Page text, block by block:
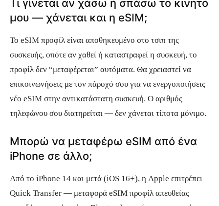
Τι γίνεται αν χάσω ή σπάσω το κινητό
μου — χάνεται και η eSIM;
Το eSIM προφίλ είναι αποθηκευμένο στο τσιπ της
συσκευής, οπότε αν χαθεί ή καταστραφεί η συσκευή, το
προφίλ δεν “μεταφέρεται” αυτόματα. Θα χρειαστεί να
επικοινωνήσεις με τον πάροχό σου για να ενεργοποιήσεις
νέο eSIM στην αντικατάστατη συσκευή. Ο αριθμός
τηλεφώνου σου διατηρείται — δεν χάνεται τίποτα μόνιμο.
Μπορώ να μεταφέρω eSIM από ένα
iPhone σε άλλο;
Από το iPhone 14 και μετά (iOS 16+), η Apple επιτρέπει
Quick Transfer — μεταφορά eSIM προφίλ απευθείας